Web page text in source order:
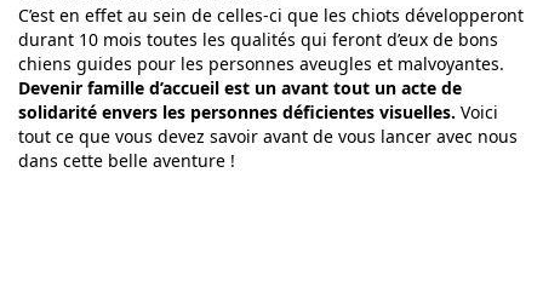
C’est en effet au sein de celles-ci que les chiots développeront
durant 10 mois toutes les qualités qui feront d’eux de bons
chiens guides pour les personnes aveugles et malvoyantes.
Devenir famille d’accueil est un avant tout un acte de
solidarité envers les personnes déficientes visuelles. Voici
tout ce que vous devez savoir avant de vous lancer avec nous
dans cette belle aventure !